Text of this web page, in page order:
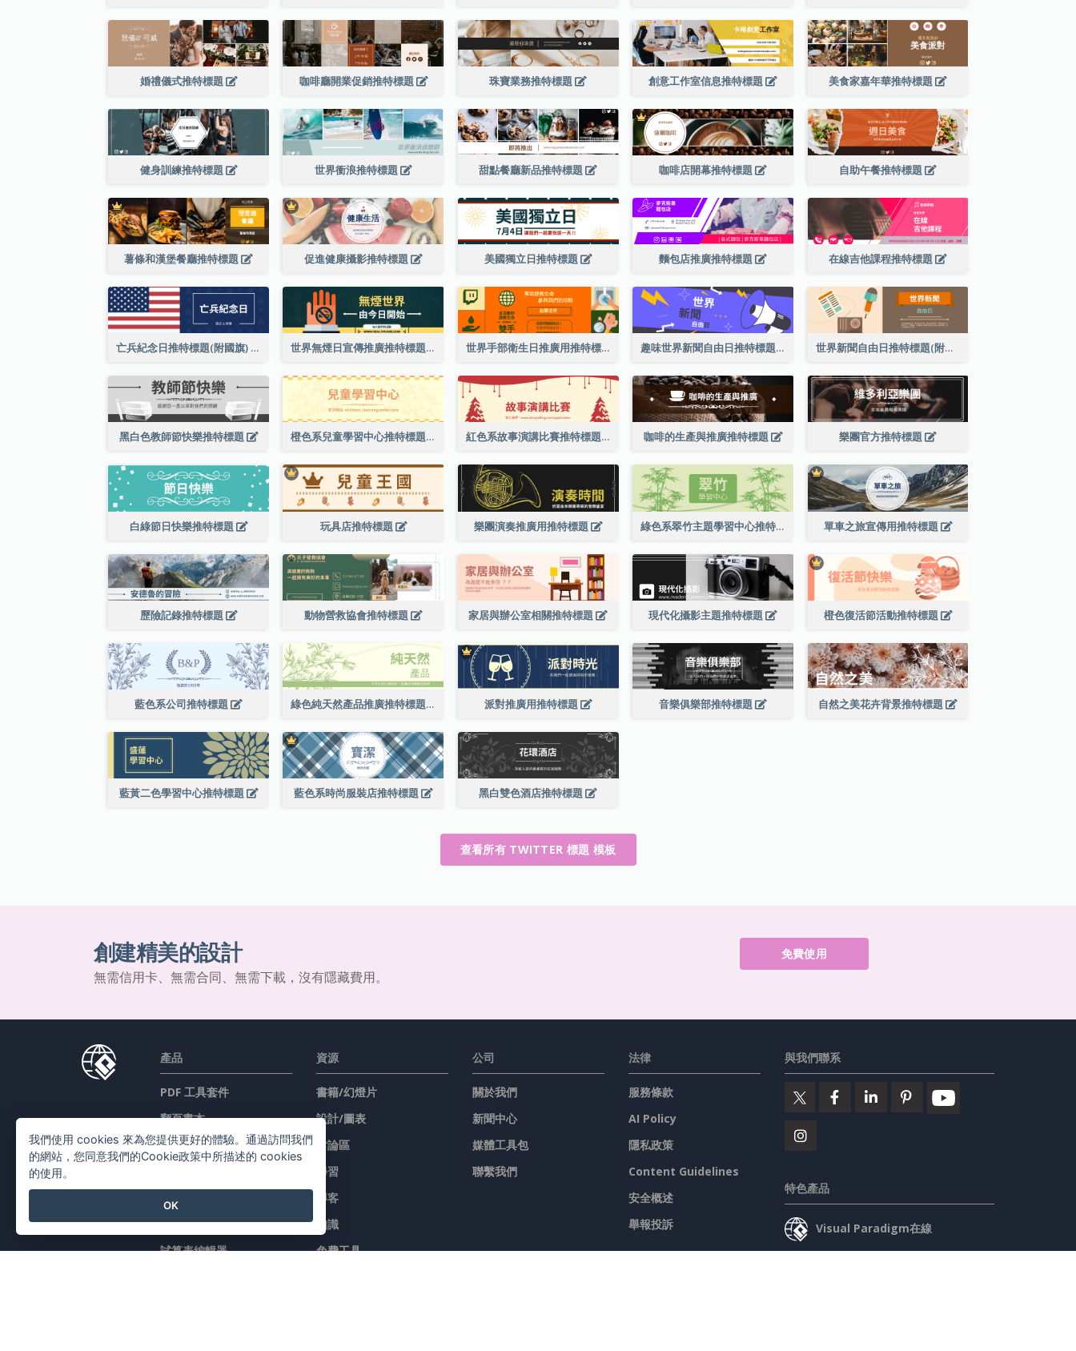
婚禮儀式推特標題 咖啡廳開業促銷推特標題 珠寶業務推特標題 創意工作室信息推特標題 美食家嘉年華推特標題
健身訓練推特標題 世界衝浪推特標題 甜點餐廳新品推特標題 咖啡店開幕推特標題 自助午餐推特標題
薯條和漢堡餐廳推特標題 促進健康攝影推特標題 美國獨立日推特標題 麵包店推廣推特標題 在線吉他課程推特標題
亡兵紀念日推特標題(附國旗) 世界無煙日宣傳推廣推特標題 世界手部衛生日推廣用推特標題 趣味世界新聞自由日推特標題 世界新聞自由日推特標題(附插圖)
黑白色教師節快樂推特標題 橙色系兒童學習中心推特標題 紅色系故事演講比賽推特標題 咖啡的生產與推廣推特標題 樂團官方推特標題
白綠節日快樂推特標題 玩具店推特標題 樂團演奏推廣用推特標題 綠色系翠竹主題學習中心推特標題 單車之旅宣傳用推特標題
歷險記錄推特標題 動物營救協會推特標題 家居與辦公室相關推特標題 現代化攝影主題推特標題 橙色復活節活動推特標題
藍色系公司推特標題 綠色純天然產品推廣推特標題 派對推廣用推特標題 音樂俱樂部推特標題 自然之美花卉背景推特標題
藍黃二色學習中心推特標題 藍色系時尚服裝店推特標題 黑白雙色酒店推特標題
查看所有 TWITTER 標題 模板
創建精美的設計
無需信用卡、無需合同、無需下載，沒有隱藏費用。
免費使用
產品
PDF 工具套件
翻頁書本
圖表工具
文檔編輯器
简报製作工具
試算表編輯器
資源
書籍/幻燈片
設計/圖表
討論區
學習
博客
知識
免費工具
公司
關於我們
新聞中心
媒體工具包
聯繫我們
法律
服務條款
AI Policy
隱私政策
Content Guidelines
安全概述
舉報投訴
與我們聯系
特色產品
Visual Paradigm在線
我們使用 cookies 來為您提供更好的體驗。通過訪問我們
的網站，您同意我們的Cookie政策中所描述的 cookies
的使用。
OK